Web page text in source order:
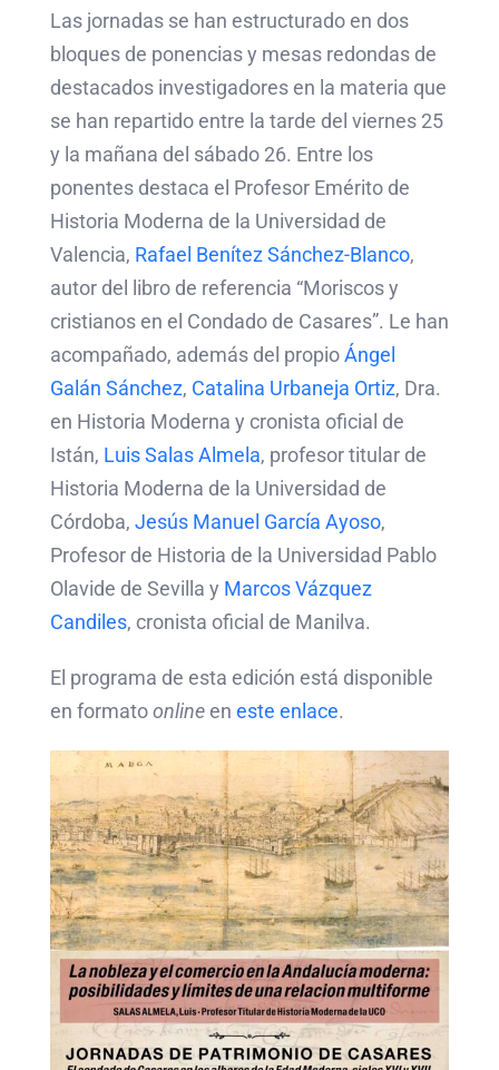
Las jornadas se han estructurado en dos
bloques de ponencias y mesas redondas de
destacados investigadores en la materia que
se han repartido entre la tarde del viernes 25
y la mañana del sábado 26. Entre los
ponentes destaca el Profesor Emérito de
Historia Moderna de la Universidad de
Valencia, Rafael Benítez Sánchez-Blanco,
autor del libro de referencia “Moriscos y
cristianos en el Condado de Casares”. Le han
acompañado, además del propioÁngel
Galán Sánchez, Catalina Urbaneja Ortiz, Dra.
en Historia Moderna y cronista oficial de
Istán, Luis Salas Almela, profesor titular de
Historia Moderna de la Universidad de
Córdoba, Jesús Manuel García Ayoso,
Profesor de Historia de la Universidad Pablo
Olavide de Sevilla y Marcos Vázquez
Candiles, cronista oficial de Manilva.
El programa de esta edición está disponible
en formatoonlineen este enlace.